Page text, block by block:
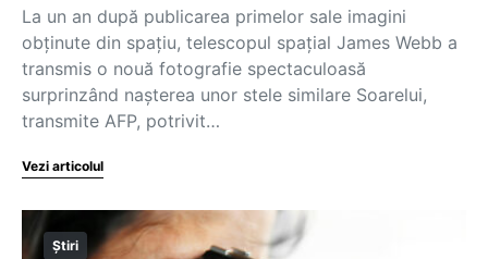
La un an după publicarea primelor sale imagini
obţinute din spaţiu, telescopul spaţial James Webb a
transmis o nouă fotografie spectaculoasă
surprinzând naşterea unor stele similare Soarelui,
transmite AFP, potrivit…
Vezi articolul
Știri